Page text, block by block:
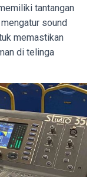
tantangan
sound
memastikan
di telinga